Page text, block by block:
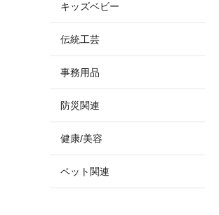
キッズベビー
伝統工芸
事務用品
防災関連
健康/美容
ペット関連